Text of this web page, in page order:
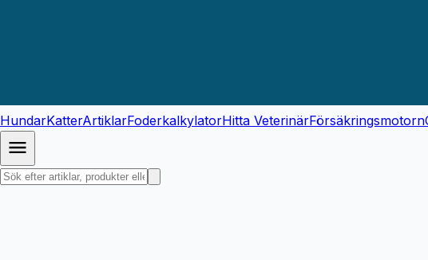
HundarKatterArtiklarFoderkalkylatorHitta VeterinärFörsäkringsmotorn